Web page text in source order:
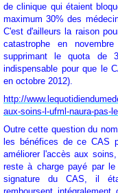
de clinique qui étaient
maximum 30% des
C'est d'ailleurs la raison
catastrophe en
supprimant le quota de
indispensable pour que le
en octobre 2012).
http://
aux-soins-l-ufml-naura-pas-
Outre cette question du
les bénéfices de ce CAS
améliorer l'accès aux
reste à charge payé par
signature du CAS, il